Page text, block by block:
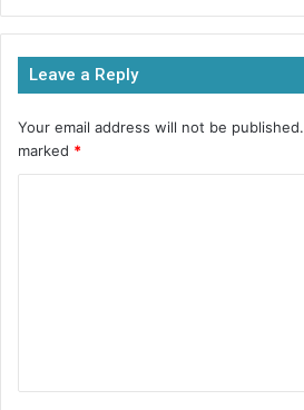
c
e
b
o
o
itt
er
at
s
A
p
p
s
s
e
n
g
ar
e
Leave a Reply
Your email address will not be published.
marked *